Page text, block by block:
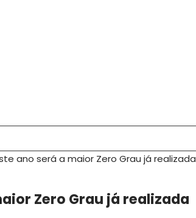
ano será a maior Zero Grau já realizada
Zero Grau já realizada